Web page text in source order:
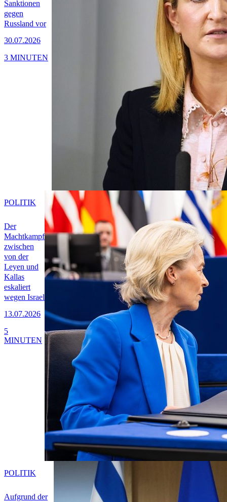
Sanktionen
gegen
Russland vor
30.07.2026
3 MINUTEN
Der
Machtkampf
zwischen
von der
Leyen und
Kallas
eskaliert
wegen Israel
13.07.2026
POLITIK
5
MINUTEN
Aufgrund der
POLITIK